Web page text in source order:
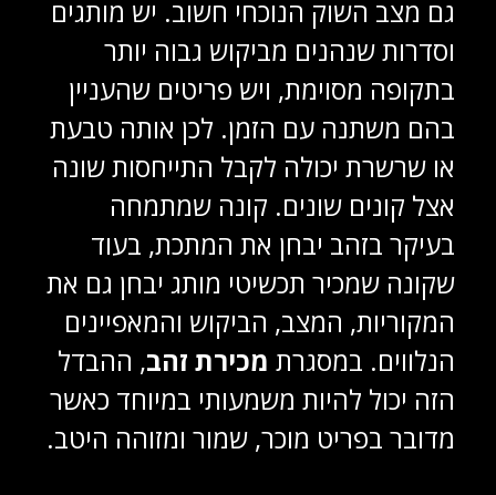
גם מצב השוק הנוכחי חשוב. יש מותגים
וסדרות שנהנים מביקוש גבוה יותר
בתקופה מסוימת, ויש פריטים שהעניין
בהם משתנה עם הזמן. לכן אותה טבעת
או שרשרת יכולה לקבל התייחסות שונה
אצל קונים שונים. קונה שמתמחה
בעיקר בזהב יבחן את המתכת, בעוד
שקונה שמכיר תכשיטי מותג יבחן גם את
המקוריות, המצב, הביקוש והמאפיינים
הנלווים. במסגרת מכירת זהב, ההבדל
הזה יכול להיות משמעותי במיוחד כאשר
מדובר בפריט מוכר, שמור ומזוהה היטב.